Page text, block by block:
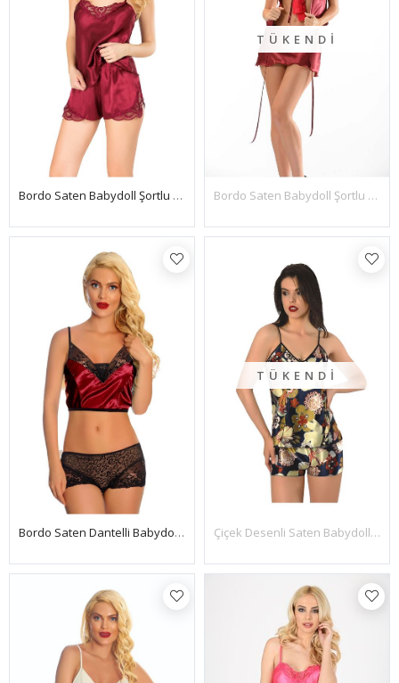
Bordo Saten Babydoll Şortlu Takım - 281
TÜKENDI
Bordo Saten Babydoll Şortlu Takım - 342
Bordo Saten Dantelli Babydoll Şortlu Takım - 288
TÜKENDI
Çiçek Desenli Saten Babydoll Şortlu Takım - 295